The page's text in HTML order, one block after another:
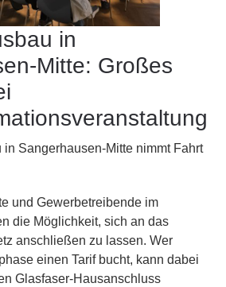
in
Mitte: Großes
in Sangerhausen-Mitte nimmt Fahrt
und Gewerbetreibende im
die Möglichkeit, sich an das
anschließen zu lassen. Wer
einen Tarif bucht, kann dabei
Glasfaser-Hausanschluss